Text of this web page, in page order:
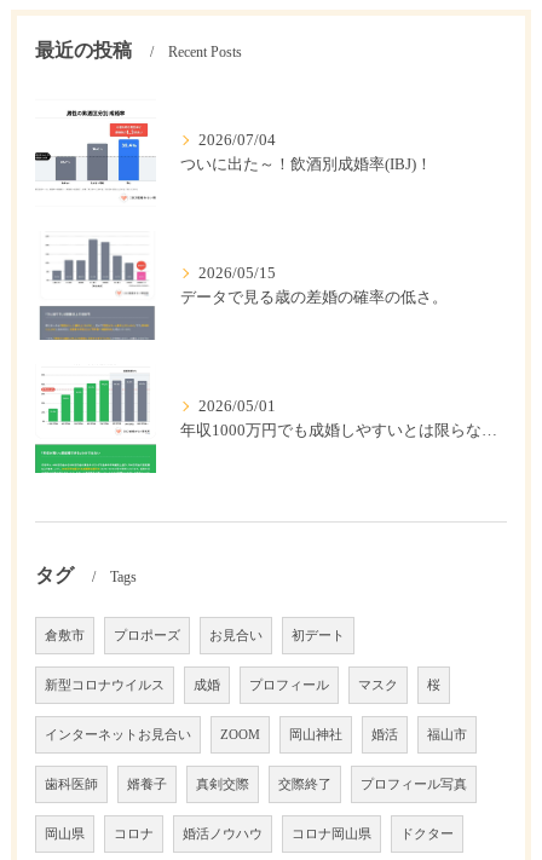
最近の投稿 Recent Posts
2026/07/04
ついに出た～！飲酒別成婚率(IBJ)！
2026/05/15
データで見る歳の差婚の確率の低さ。
2026/05/01
年収1000万円でも成婚しやすいとは限らない? 「年収帯別の成婚率」のリアル
タグ Tags
倉敷市 プロポーズ お見合い 初デート
新型コロナウイルス 成婚 プロフィール マスク 桜
インターネットお見合い ZOOM 岡山神社 婚活 福山市
歯科医師 婿養子 真剣交際 交際終了 プロフィール写真
岡山県 コロナ 婚活ノウハウ コロナ岡山県 ドクター